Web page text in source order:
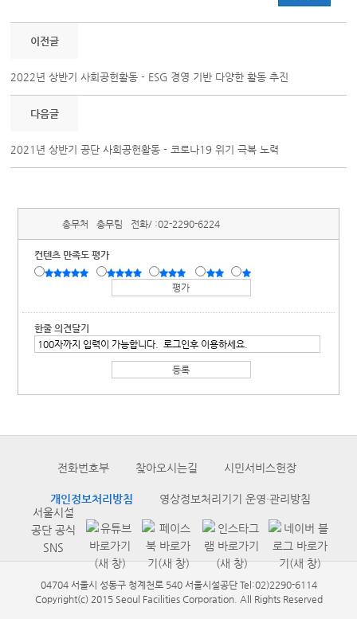
이전글
2022년 상반기 사회공헌활동 - ESG 경영 기반 다양한 활동 추진
다음글
2021년 상반기 공단 사회공헌활동 - 코로나19 위기 극복 노력
총무처 총무팀 전화/ :02-2290-6224
컨텐츠 만족도 평가
한줄 의견달기
전화번호부 찾아오시는길 시민서비스헌장
개인정보처리방침
영상정보처리기기 운영·관리방침
서울시설
공단 공식
SNS
04704 서울시 성동구 청계천로 540 서울시설공단 Tel:02)2290-6114
Copyright(c) 2015 Seoul Facilities Corporation. All Rights Reserved